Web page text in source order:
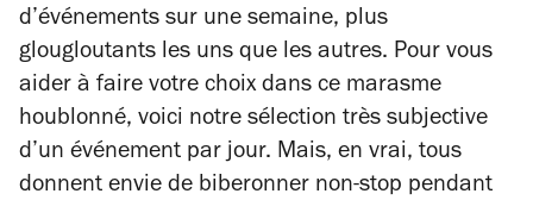
d’événements sur une semaine, plus
glougloutants les uns que les autres. Pour vous
aider à faire votre choix dans ce marasme
houblonné, voici notre sélection très subjective
d’un événement par jour. Mais, en vrai, tous
donnent envie de biberonner non-stop pendant